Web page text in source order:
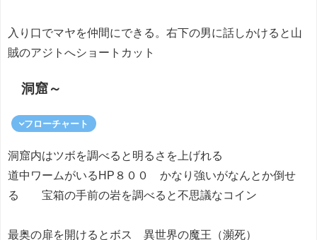
入り口でマヤを仲間にできる。右下の男に話しかけると山
賊のアジトへショートカット
洞窟～
フローチャート
洞窟内はツボを調べると明るさを上げれる
道中ワームがいるHP８００ かなり強いがなんとか倒せ
る 宝箱の手前の岩を調べると不思議なコイン
最奥の扉を開けるとボス 異世界の魔王（瀕死）